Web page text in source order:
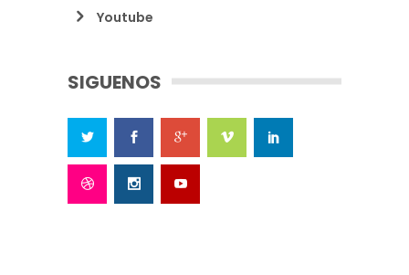
Youtube
SIGUENOS